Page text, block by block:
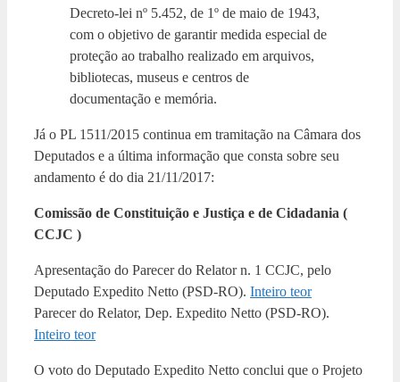
Decreto-lei nº 5.452, de 1º de maio de 1943,
com o objetivo de garantir medida especial de
proteção ao trabalho realizado em arquivos,
bibliotecas, museus e centros de
documentação e memória.
Já o PL 1511/2015 continua em tramitação na Câmara dos
Deputados e a última informação que consta sobre seu
andamento é do dia 21/11/2017:
Comissão de Constituição e Justiça e de Cidadania (
CCJC )
Apresentação do Parecer do Relator n. 1 CCJC, pelo
Deputado Expedito Netto (PSD-RO). Inteiro teor
Parecer do Relator, Dep. Expedito Netto (PSD-RO).
Inteiro teor
O voto do Deputado Expedito Netto conclui que o Projeto